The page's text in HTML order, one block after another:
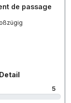
de passage
5